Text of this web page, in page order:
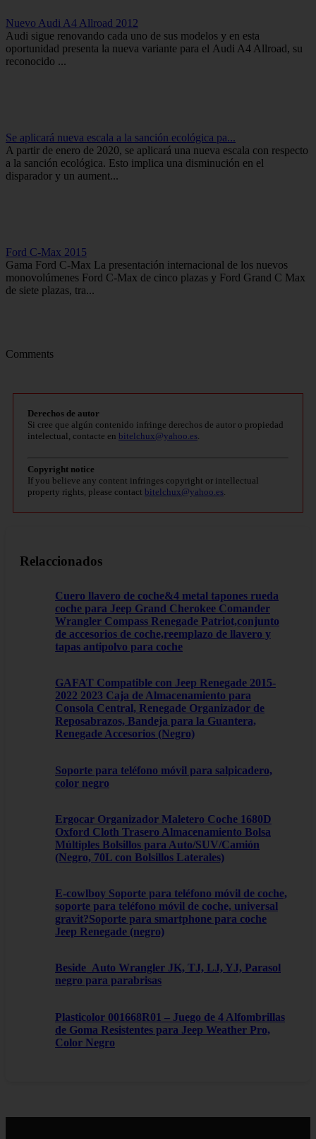
Nuevo Audi A4 Allroad 2012
Audi sigue renovando cada uno de sus modelos y en esta
oportunidad presenta la nueva variante para el Audi A4 Allroad, su
reconocido ...
Se aplicará nueva escala a la sanción ecológica pa...
A partir de enero de 2020, se aplicará una nueva escala con respecto
a la sanción ecológica. Esto implica una disminución en el
disparador y un aument...
Ford C-Max 2015
Gama Ford C-Max La presentación internacional de los nuevos
monovolúmenes Ford C-Max de cinco plazas y Ford Grand C Max
de siete plazas, tra...
Comments
Derechos de autor
Si cree que algún contenido infringe derechos de autor o propiedad
intelectual, contacte en bitelchux@yahoo.es
Copyright notice
If you believe any content infringes copyright or intellectual
property rights, please contact bitelchux@yahoo.es
Relaccionados
Cuero llavero de coche&4 metal tapones rueda
coche para Jeep Grand Cherokee Comander
Wrangler Compass Renegade Patriot,conjunto
de accesorios de coche,reemplazo de llavero y
tapas antipolvo para coche
GAFAT Compatible con Jeep Renegade 2015-
2022 2023 Caja de Almacenamiento para
Consola Central, Renegade Organizador de
Reposabrazos, Bandeja para la Guantera,
Renegade Accesorios (Negro)
Soporte para teléfono móvil para salpicadero,
color negro
Ergocar Organizador Maletero Coche 1680D
Oxford Cloth Trasero Almacenamiento Bolsa
Múltiples Bolsillos para Auto/SUV/Camión
(Negro, 70L con Bolsillos Laterales)
E-cowlboy Soporte para teléfono móvil de coche,
soporte para teléfono móvil de coche, universal
gravit?Soporte para smartphone para coche
Jeep Renegade (negro)
Beside_Auto Wrangler JK, TJ, LJ, YJ, Parasol
negro para parabrisas
Plasticolor 001668R01 – Juego de 4 Alfombrillas
de Goma Resistentes para Jeep Weather Pro,
Color Negro